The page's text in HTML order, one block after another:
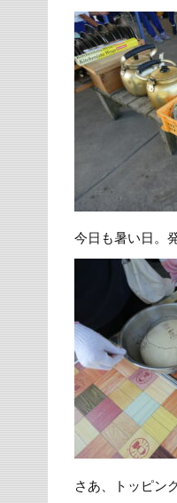
今日も暑い日。
さあ、トッピン